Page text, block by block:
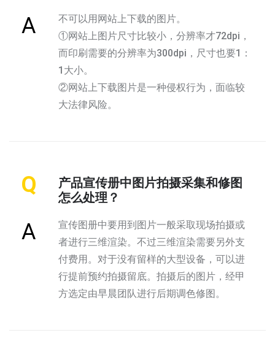
A
不可以用网站上下载的图片。
①网站上图片尺寸比较小，分辨率才72dpi，
而印刷需要的分辨率为300dpi，尺寸也要1：
1大小。
②网站上下载图片是一种侵权行为，面临较
大法律风险。
Q
产品宣传册中图片拍摄采集和修图
怎么处理？
A
宣传图册中要用到图片一般采取现场拍摄或
者进行三维渲染。不过三维渲染需要另外支
付费用。对于没有留样的大型设备，可以进
行提前预约拍摄留底。拍摄后的图片，经甲
方选定由早晨团队进行后期调色修图。